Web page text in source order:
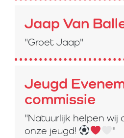
Jaap Van
"Groet Jaap"
Jeugd
commissie
"Natuurlijk helpen wij
onze jeugd!
"